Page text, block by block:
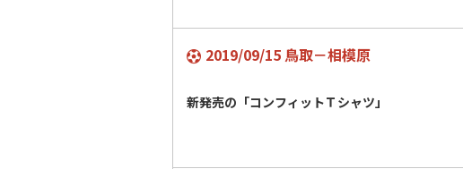
2019/09/15 鳥取－相模原
新発売の「コンフィットＴシャツ」